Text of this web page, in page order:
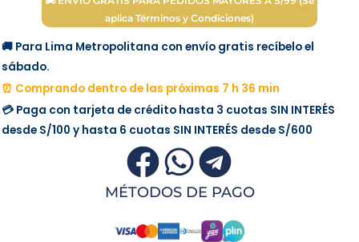
aplica Términos y Condiciones)
🚚 Para Lima Metropolitana con envío gratis recíbelo el
sábado.
⏰ Comprando dentro de las próximas 7 h 36 min
💳 Paga con tarjeta de crédito hasta 3 cuotas SIN INTERÉS
desde S/100 y hasta 6 cuotas SIN INTERÉS desde S/600
MÉTODOS DE PAGO